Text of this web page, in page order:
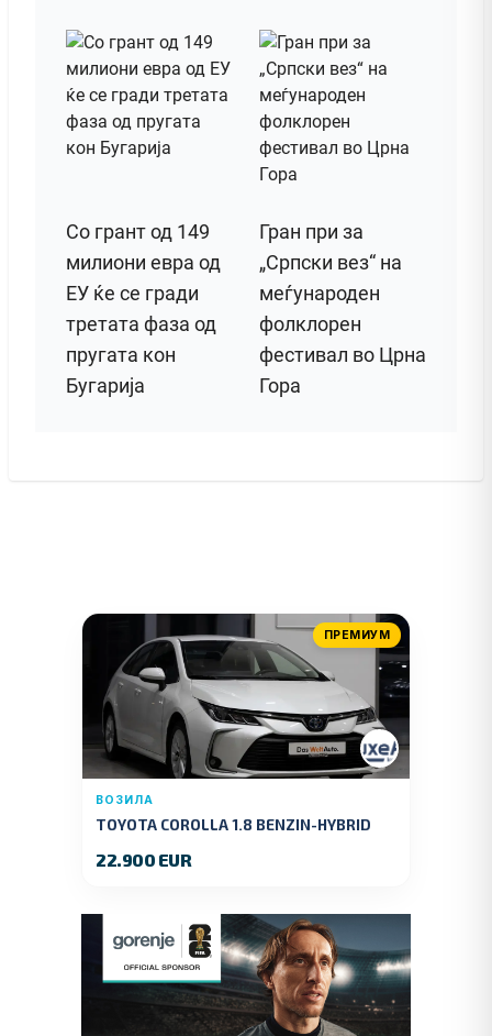
Со грант од 149
милиони евра од
ЕУ ќе се гради
третата фаза од
пругата кон
Бугарија
Гран при за
„Српски вез“ на
меѓународен
фолклорен
фестивал во Црна
Гора
ПРЕМИУМ
ВОЗИЛА
TOYOTA COROLLA 1.8 BENZIN-HYBRID
22.900 EUR